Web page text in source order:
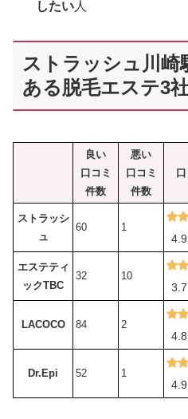
したい 人
ストラッシュ川崎
ある脱毛エステ3
良い
口コミ
件数
悪い
口コミ
件数
ストラッシ
ュ
60 1
4.9
エステティ
ックTBC
32 10
3.7
LACOCO 84 2
4.8
Dr.Epi 52 1
4.9